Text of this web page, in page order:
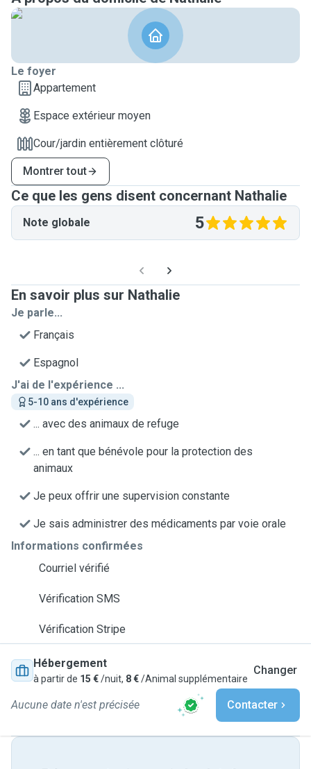
Le foyer
Appartement
Espace extérieur moyen
Cour/jardin entièrement clôturé
Montrer tout
Ce que les gens disent concernant Nathalie
Note globale 5
En savoir plus sur Nathalie
Je parle...
Français
Espagnol
J'ai de l'expérience ...
5-10 ans d'expérience
... avec des animaux de refuge
... en tant que bénévole pour la protection des
animaux
Je peux offrir une supervision constante
Je sais administrer des médicaments par voie orale
Informations confirmées
Courriel vérifié
Vérification SMS
Vérification Stripe
Hébergement
à partir de 15 €/nuit, 8 €/Animal supplémentaire
Changer
Aucune date n'est précisée Contacter